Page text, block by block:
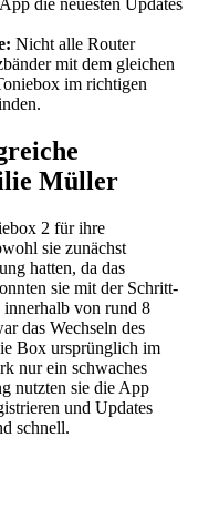
die neuesten Updates
Nicht alle Router
mit dem gleichen
im richtigen
Müller
2 für ihre
sie zunächst
hatten, da das
sie mit der Schritt-
von rund 8
das Wechseln des
Box ursprünglich im
nur ein schwaches
nutzten sie die App
und Updates
schnell.